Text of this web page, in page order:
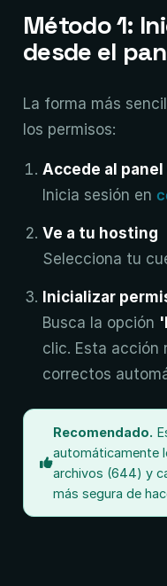
Método 1:
desde el
La forma más
los permisos:
Accede al panel
Inicia sesión en
Ve a tu hosting
Selecciona tu
Inicializar
Busca la opción
clic. Esta acción
correctos
Recomendado.
automáticamente
archivos (644) y
más segura de